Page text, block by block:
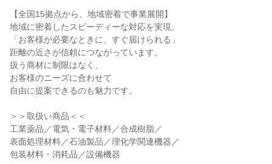
【全国15拠点から、地域密着で事業展開】
地域に密着したスピーディーな対応を実現。
「お客様が必要なときに、すぐ届けられる」
距離の近さが信頼につながっています。
扱う商材に制限はなく、
お客様のニーズに合わせて
自由に提案できるのも魅力です。
＞＞取扱い商品＜＜
工業薬品／電気・電子材料／合成樹脂／
表面処理材料／石油製品／理化学関連機器／
包装材料・消耗品／設備機器